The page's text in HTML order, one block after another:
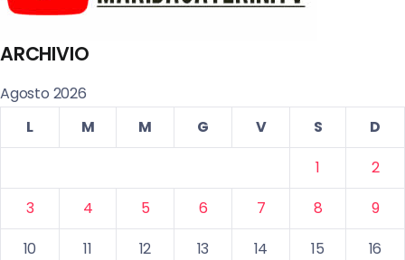
ARCHIVIO
Agosto 2026
L
M M G V S
D
1
2
3
4 5 6 7 8
9
10
11 12 13 14 15
16